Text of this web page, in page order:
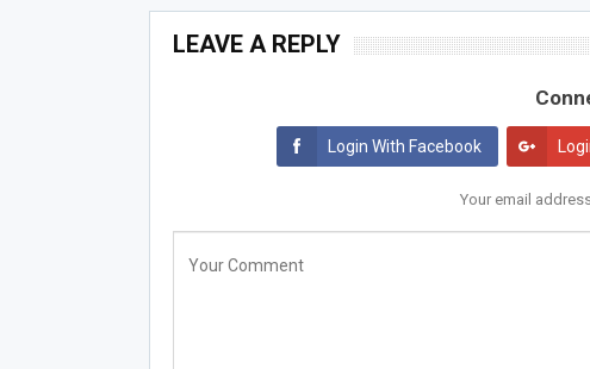
LEAVE A REPLY
Login With Facebook
Your email